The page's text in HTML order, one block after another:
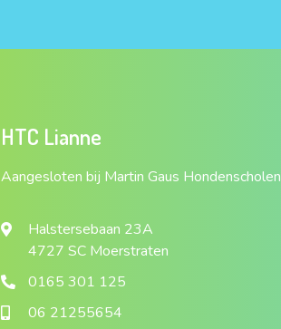
HTC Lianne
Aangesloten bij Martin Gaus Hondenscholen
Halstersebaan 23A
4727 SC Moerstraten
0165 301 125
06 21255654